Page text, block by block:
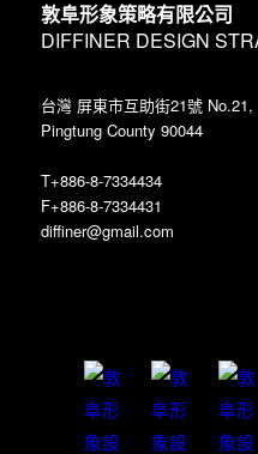
敦阜形象策略有限公司
DIFFINER DESIGN
台灣 屏東市互助街21號
Pingtung County 90044
T+886-8-7334434
F+886-8-7334431
diffiner@gmail.com